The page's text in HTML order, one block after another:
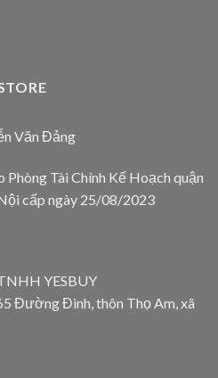
Văn Đảng
Tài Chính Kế Hoạch quận
cấp ngày 25/08/2023
YESBUY
Đường Đình, thôn Thọ Am, xã